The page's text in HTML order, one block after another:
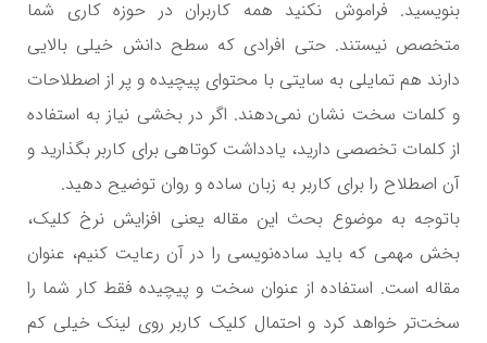
بنویسید. فراموش نکنید همه کاربران در حوزه کاری شما
متخصص نیستند. حتی افرادی که سطح دانش خیلی بالایی
دارند هم تمایلی به سایتی با محتوای پیچیده و پر از اصطلاحات
و کلمات سخت نشان نمی‌دهند. اگر در بخشی نیاز به استفاده
از کلمات تخصصی دارید، یادداشت کوتاهی برای کاربر بگذارید و
آن اصطلاح را برای کاربر به زبان ساده و روان توضیح دهید.
باتوجه به موضوع بحث این مقاله یعنی افزایش نرخ کلیک،
بخش مهمی که باید ساده‌نویسی را در آن رعایت کنیم، عنوان
مقاله است. استفاده از عنوان سخت و پیچیده فقط کار شما را
سخت‌تر خواهد کرد و احتمال کلیک کاربر روی لینک خیلی کم